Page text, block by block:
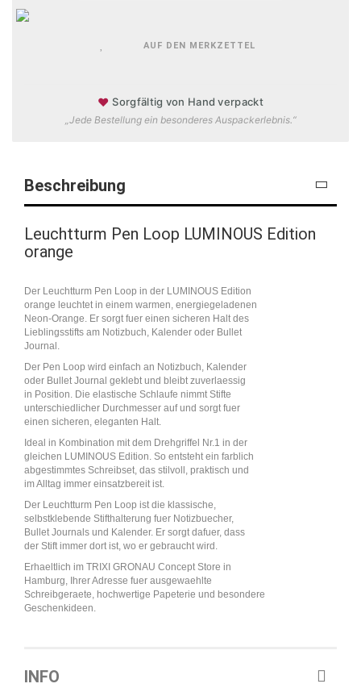
AUF DEN MERKZETTEL
♥ Sorgfältig von Hand verpackt
„Jede Bestellung ein besonderes Auspackerlebnis.“
Beschreibung
Leuchtturm Pen Loop LUMINOUS Edition
orange
Der Leuchtturm Pen Loop in der LUMINOUS Edition
orange leuchtet in einem warmen, energiegeladenen
Neon-Orange. Er sorgt fuer einen sicheren Halt des
Lieblingsstifts am Notizbuch, Kalender oder Bullet
Journal.
Der Pen Loop wird einfach an Notizbuch, Kalender
oder Bullet Journal geklebt und bleibt zuverlaessig
in Position. Die elastische Schlaufe nimmt Stifte
unterschiedlicher Durchmesser auf und sorgt fuer
einen sicheren, eleganten Halt.
Ideal in Kombination mit dem Drehgriffel Nr.1 in der
gleichen LUMINOUS Edition. So entsteht ein farblich
abgestimmtes Schreibset, das stilvoll, praktisch und
im Alltag immer einsatzbereit ist.
Der Leuchtturm Pen Loop ist die klassische,
selbstklebende Stifthalterung fuer Notizbuecher,
Bullet Journals und Kalender. Er sorgt dafuer, dass
der Stift immer dort ist, wo er gebraucht wird.
Erhaeltlich im TRIXI GRONAU Concept Store in
Hamburg, Ihrer Adresse fuer ausgewaehlte
Schreibgeraete, hochwertige Papeterie und besondere
Geschenkideen.
INFO